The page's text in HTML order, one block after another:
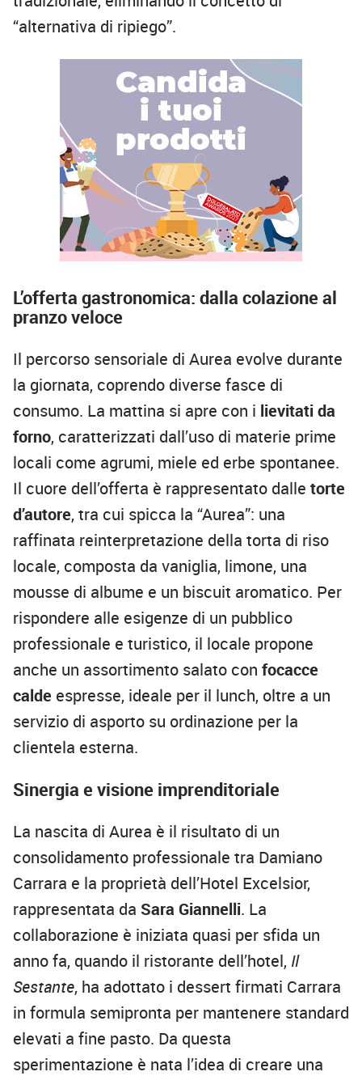
“alternativa di ripiego”.
L’offerta gastronomica: dalla colazione al
pranzo veloce
Il percorso sensoriale di Aurea evolve durante
la giornata, coprendo diverse fasce di
consumo. La mattina si apre con i lievitati da
forno, caratterizzati dall’uso di materie prime
locali come agrumi, miele ed erbe spontanee.
Il cuore dell’offerta è rappresentato dalle torte
d’autore, tra cui spicca la “Aurea”: una
raffinata reinterpretazione della torta di riso
locale, composta da vaniglia, limone, una
mousse di albume e un biscuit aromatico. Per
rispondere alle esigenze di un pubblico
professionale e turistico, il locale propone
anche un assortimento salato con focacce
calde espresse, ideale per il lunch, oltre a un
servizio di asporto su ordinazione per la
clientela esterna.
Sinergia e visione imprenditoriale
La nascita di Aurea è il risultato di un
consolidamento professionale tra Damiano
Carrara e la proprietà dell’Hotel Excelsior,
rappresentata da Sara Giannelli. La
collaborazione è iniziata quasi per sfida un
anno fa, quando il ristorante dell’hotel, Il
Sestante, ha adottato i dessert firmati Carrara
in formula semipronta per mantenere standard
elevati a fine pasto. Da questa
sperimentazione è nata l’idea di creare una